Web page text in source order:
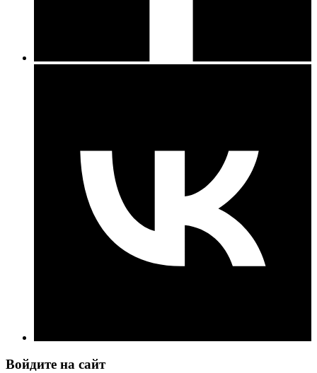
Войдите на сайт